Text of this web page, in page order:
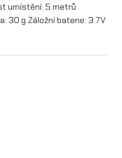
umístění: 5 metrů
30 g Záložní baterie: 3.7V